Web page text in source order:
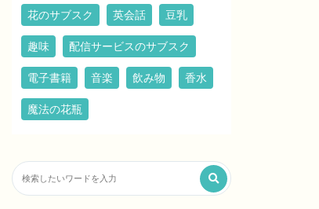
花のサブスク 英会話 豆乳
趣味 配信サービスのサブスク
電子書籍 音楽 飲み物 香水
魔法の花瓶